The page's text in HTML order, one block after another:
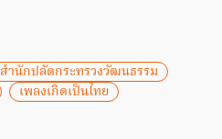
สำนักปลัดกระทรวงวัฒนธรรม
เพลงเกิดเป็นไทย